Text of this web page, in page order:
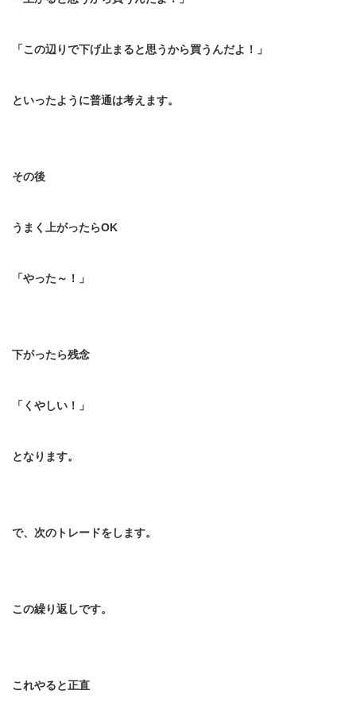
「この辺りで下げ止まると思うから買うんだよ！」
といったように普通は考えます。
その後
うまく上がったらOK
「やった～！」
下がったら残念
「くやしい！」
となります。
で、次のトレードをします。
この繰り返しです。
これやると正直